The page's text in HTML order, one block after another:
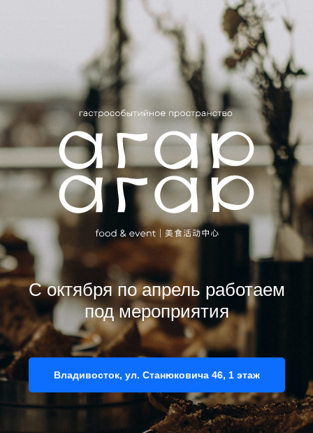
С октября по апрель работаем
под мероприятия
Владивосток, ул. Станюковича 46, 1 этаж